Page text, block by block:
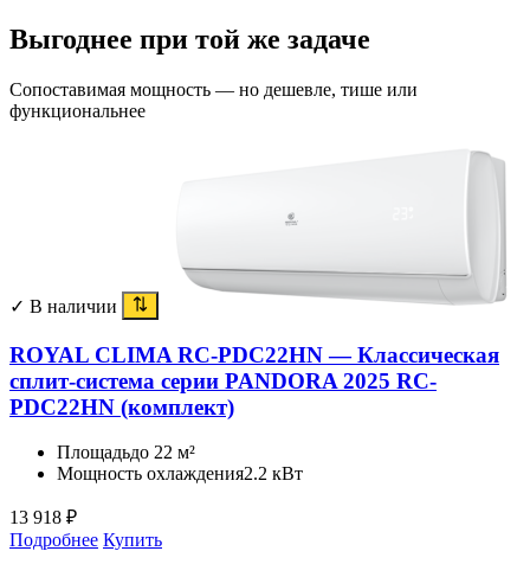
Выгоднее при той же задаче
Сопоставимая мощность — но дешевле, тише или
функциональнее
✓ В наличии
ROYAL CLIMA RC-PDC22HN — Классическая
сплит-система серии PANDORA 2025 RC-
PDC22HN (комплект)
Площадьдо 22 м²
Мощность охлаждения2.2 кВт
13 918 ₽
Подробнее Купить